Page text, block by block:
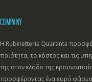
COMPANY
Η Rubinetteria Quaranta
ποιότητα, το κόστος και τις
της στον κλάδο της
προσφέροντας ένα ευρύ φάσμα